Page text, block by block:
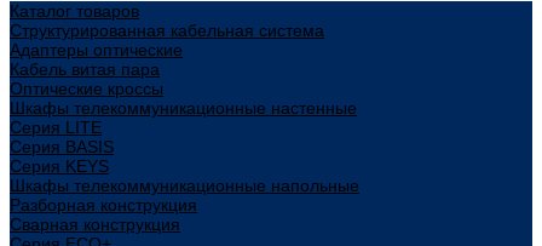
Каталог товаров
Структурированная кабельная система
Адаптеры оптические
Кабель витая пара
Оптические кроссы
Шкафы телекоммуникационные настенные
Cерия LITE
Cерия BASIS
Cерия KEYS
Шкафы телекоммуникационные напольные
Разборная конструкция
Сварная конструкция